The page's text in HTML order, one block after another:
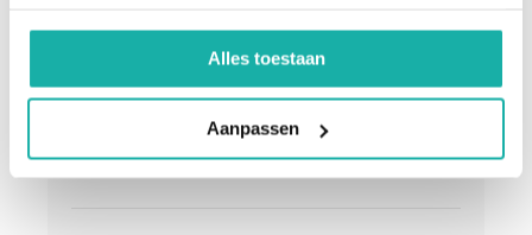
Alles toestaan
Aanpassen
De schrijver:
Medisch Team
Bloedwaardentest